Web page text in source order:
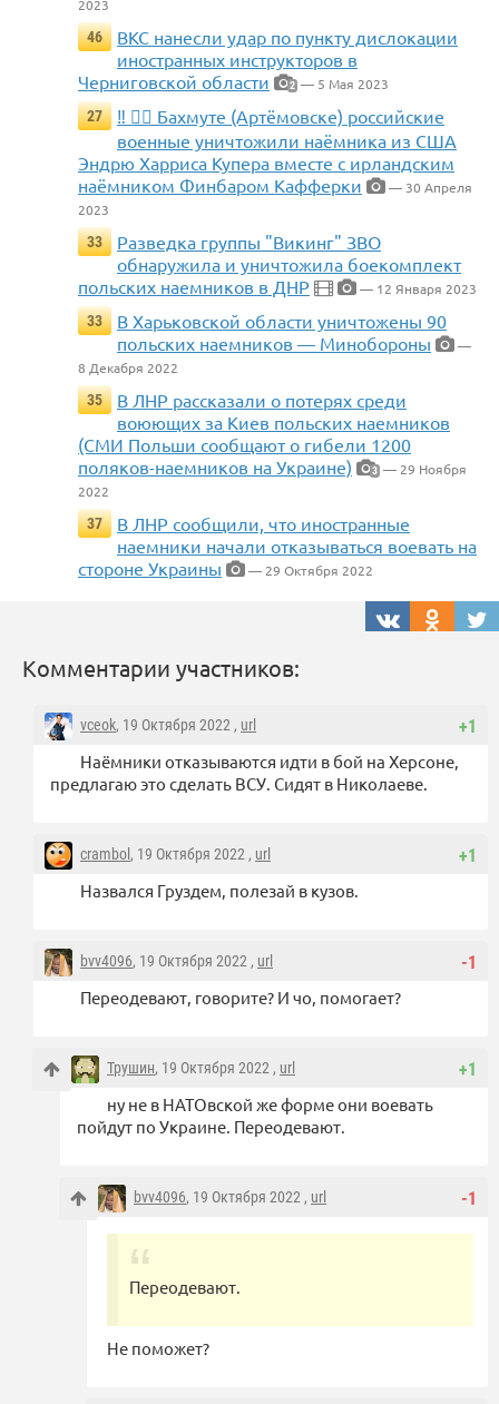
2023
46
ВКС нанесли удар по пункту дислокации
иностранных инструкторов в
Черниговской области
2 — 5 Мая 2023
27
‼️ 🏴‍☠️ Бахмуте (Артёмовске) российские
военные уничтожили наёмника из США
Эндрю Харриса Купера вместе с ирландским
наёмником Финбаром Кафферки
— 30 Апреля
2023
33
Разведка группы "Викинг" ЗВО
обнаружила и уничтожила боекомплект
польских наемников в ДНР
— 12 Января 2023
33
В Харьковской области уничтожены 90
польских наемников — Минобороны
—
8 Декабря 2022
35
В ЛНР рассказали о потерях среди
воюющих за Киев польских наемников
(СМИ Польши сообщают о гибели 1200
поляков-наемников на Украине)
3 — 29 Ноября
2022
37
В ЛНР сообщили, что иностранные
наемники начали отказываться воевать на
стороне Украины
— 29 Октября 2022
Комментарии участников:
+1
vceok, 19 Октября 2022 , url
Наёмники отказываются идти в бой на Херсоне,
предлагаю это сделать ВСУ. Сидят в Николаеве.
+1
crambol , 19 Октября 2022 , url
Назвался Груздем, полезай в кузов.
-1
bvv4096, 19 Октября 2022 , url
Переодевают, говорите? И чо, помогает?
+1
Трушин, 19 Октября 2022 , url
ну не в НАТОвской же форме они воевать
пойдут по Украине. Переодевают.
-1
bvv4096, 19 Октября 2022 , url
Переодевают.
Не поможет?